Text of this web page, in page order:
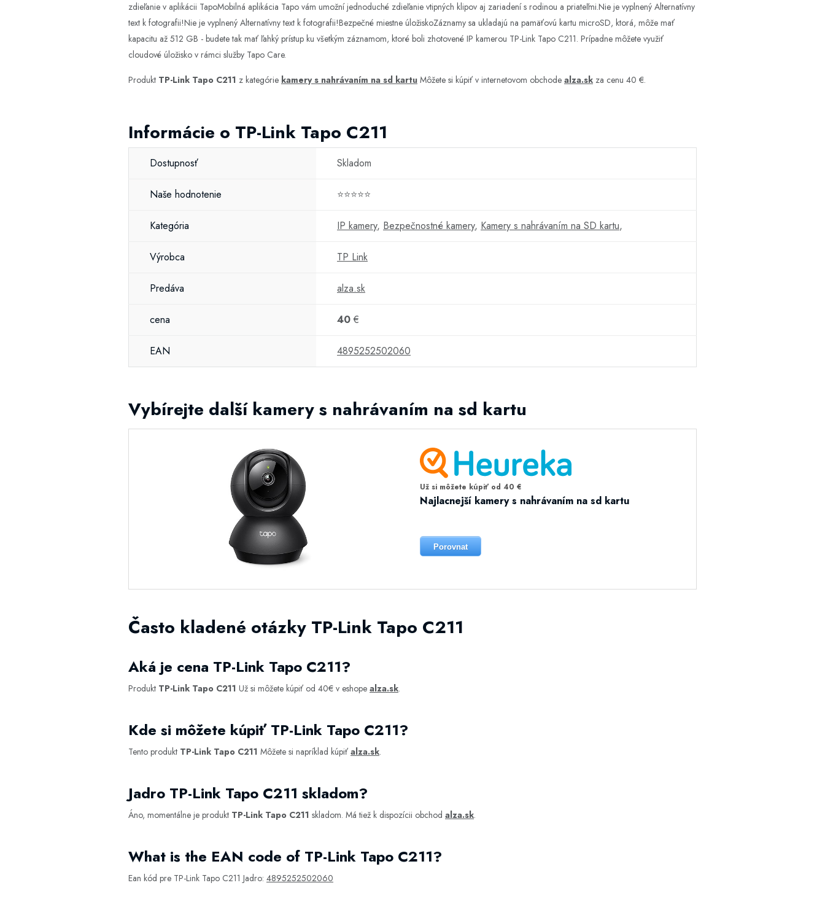
zdieľanie v aplikácii TapoMobilná aplikácia Tapo vám umožní jednoduché zdieľanie vtipných klipov aj zariadení s rodinou a priateľmi.Nie je vyplnený Alternatívny
text k fotografii!Nie je vyplnený Alternatívny text k fotografii!Bezpečné miestne úložiskoZáznamy sa ukladajú na pamäťovú kartu microSD, ktorá, môže mať
kapacitu až 512 GB - budete tak mať ľahký prístup ku všetkým záznamom, ktoré boli zhotovené IP kamerou TP-Link Tapo C211. Prípadne môžete využiť
cloudové úložisko v rámci služby Tapo Care.
Produkt TP-Link Tapo C211 z kategórie kamery s nahrávaním na sd kartu Môžete si kúpiť v internetovom obchode alza.sk za cenu 40 €.
Informácie o TP-Link Tapo C211
Dostupnosť Skladom
Naše hodnotenie ⭐⭐⭐⭐⭐
Kategória IP kamery, Bezpečnostné kamery, Kamery s nahrávaním na SD kartu,
Výrobca TP Link
Predáva alza.sk
cena 40 €
EAN 4895252502060
Vybírejte další kamery s nahrávaním na sd kartu
Už si môžete kúpiť od 40 €
Najlacnejší kamery s nahrávaním na sd kartu
Porovnat
Často kladené otázky TP-Link Tapo C211
Aká je cena TP-Link Tapo C211?
Produkt TP-Link Tapo C211 Už si môžete kúpiť od 40€ v eshope alza.sk.
Kde si môžete kúpiť TP-Link Tapo C211?
Tento produkt TP-Link Tapo C211 Môžete si napríklad kúpiť alza.sk.
Jadro TP-Link Tapo C211 skladom?
Áno, momentálne je produkt TP-Link Tapo C211 skladom. Má tiež k dispozícii obchod alza.sk.
What is the EAN code of TP-Link Tapo C211?
Ean kód pre TP-Link Tapo C211 Jadro: 4895252502060